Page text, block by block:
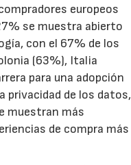
europeos
se muestra abierto
con el 67% de los
(63%), Italia
para una adopción
privacidad de los datos,
muestran más
de compra más